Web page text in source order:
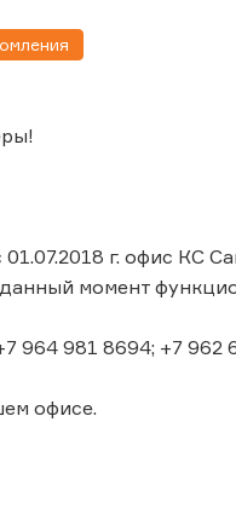
г. офис КС
момент
964 981 8694; +7 962
офисе.